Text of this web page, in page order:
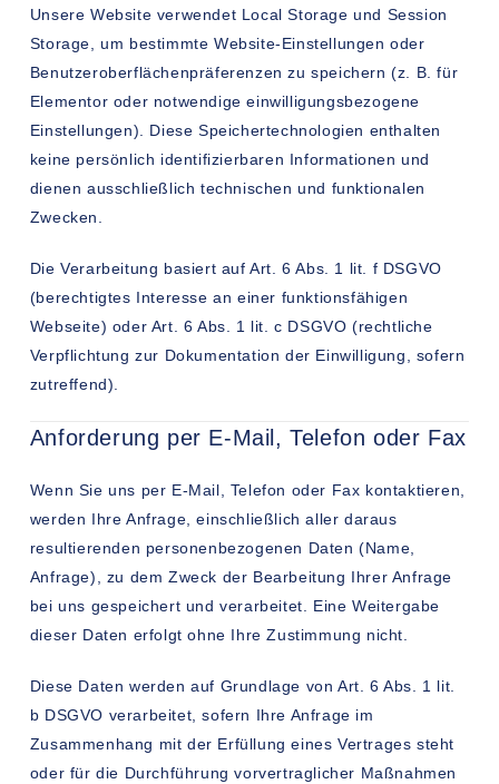
Unsere Website verwendet Local Storage und Session
Storage, um bestimmte Website-Einstellungen oder
Benutzeroberflächenpräferenzen zu speichern (z. B. für
Elementor oder notwendige einwilligungsbezogene
Einstellungen). Diese Speichertechnologien enthalten
keine persönlich identifizierbaren Informationen und
dienen ausschließlich technischen und funktionalen
Zwecken.
Die Verarbeitung basiert auf Art. 6 Abs. 1 lit. f DSGVO
(berechtigtes Interesse an einer funktionsfähigen
Webseite) oder Art. 6 Abs. 1 lit. c DSGVO (rechtliche
Verpflichtung zur Dokumentation der Einwilligung, sofern
zutreffend).
Anforderung per E-Mail, Telefon oder Fax
Wenn Sie uns per E-Mail, Telefon oder Fax kontaktieren,
werden Ihre Anfrage, einschließlich aller daraus
resultierenden personenbezogenen Daten (Name,
Anfrage), zu dem Zweck der Bearbeitung Ihrer Anfrage
bei uns gespeichert und verarbeitet. Eine Weitergabe
dieser Daten erfolgt ohne Ihre Zustimmung nicht.
Diese Daten werden auf Grundlage von Art. 6 Abs. 1 lit.
b DSGVO verarbeitet, sofern Ihre Anfrage im
Zusammenhang mit der Erfüllung eines Vertrages steht
oder für die Durchführung vorvertraglicher Maßnahmen